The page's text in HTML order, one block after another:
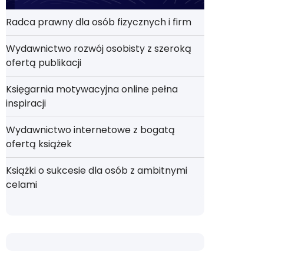
Radca prawny dla osób fizycznych i firm
Wydawnictwo rozwój osobisty z szeroką
ofertą publikacji
Księgarnia motywacyjna online pełna
inspiracji
Wydawnictwo internetowe z bogatą
ofertą książek
Książki o sukcesie dla osób z ambitnymi
celami